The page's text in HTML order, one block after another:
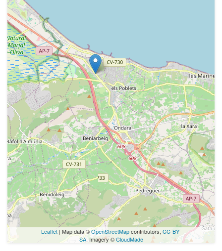
Leaflet | Map data ©OpenStreetMapcontributors, CC-BY-
SA, Imagery ©CloudMade